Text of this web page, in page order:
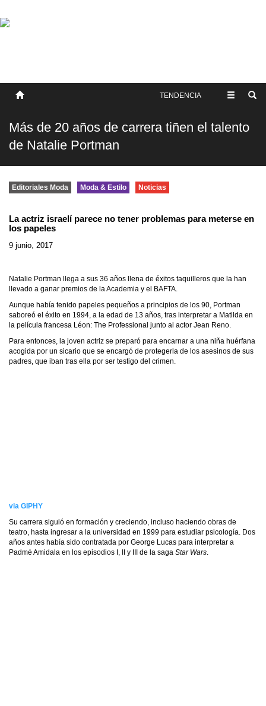
SOBRE NOSOTROS
TENDENCIA
Más de 20 años de carrera tiñen el talento
de Natalie Portman
Editoriales Moda Moda & Estilo Noticias
La actriz israelí parece no tener problemas para meterse en
los papeles
9 junio, 2017
Natalie Portman llega a sus 36 años llena de éxitos taquilleros que la han
llevado a ganar premios de la Academia y el BAFTA.
Aunque había tenido papeles pequeños a principios de los 90, Portman
saboreó el éxito en 1994, a la edad de 13 años, tras interpretar a Matilda en
la película francesa Léon: The Professional junto al actor Jean Reno.
Para entonces, la joven actriz se preparó para encarnar a una niña huérfana
acogida por un sicario que se encargó de protegerla de los asesinos de sus
padres, que iban tras ella por ser testigo del crimen.
via GIPHY
Su carrera siguió en formación y creciendo, incluso haciendo obras de
teatro, hasta ingresar a la universidad en 1999 para estudiar psicología. Dos
años antes había sido contratada por George Lucas para interpretar a
Padmé Amidala en los episodios I, II y III de la saga Star Wars.